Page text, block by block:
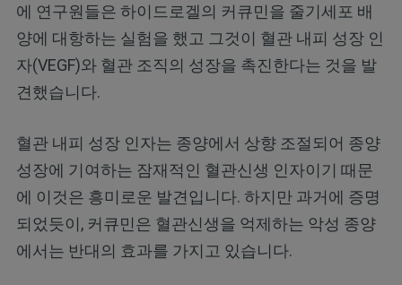
에 연구원들은 하이드로겔의 커큐민을 줄기세포 배
양에 대항하는 실험을 했고 그것이 혈관 내피 성장 인
자(VEGF)와 혈관 조직의 성장을 촉진한다는 것을 발
견했습니다.
혈관 내피 성장 인자는 종양에서 상향 조절되어 종양
성장에 기여하는 잠재적인 혈관신생 인자이기 때문
에 이것은 흥미로운 발견입니다. 하지만 과거에 증명
되었듯이, 커큐민은 혈관신생을 억제하는 악성 종양
에서는 반대의 효과를 가지고 있습니다.